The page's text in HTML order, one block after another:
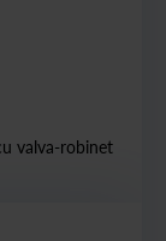
valva-robinet